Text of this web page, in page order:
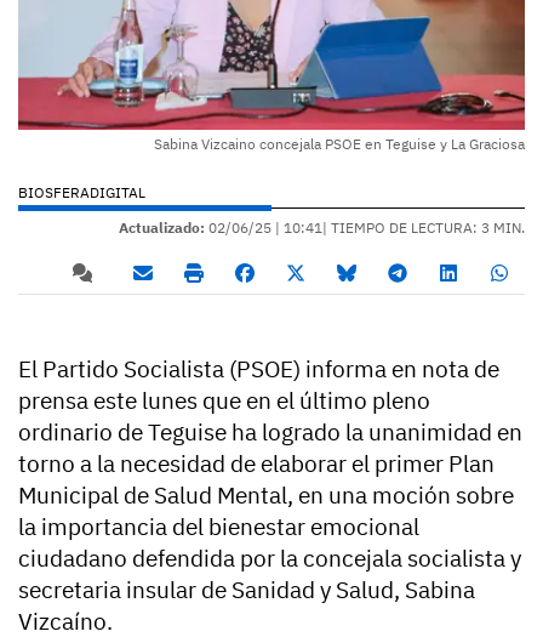
Sabina Vizcaino concejala PSOE en Teguise y La Graciosa
BIOSFERADIGITAL
Actualizado: 02/06/25 | 10:41 | TIEMPO DE LECTURA: 3 MIN.
El Partido Socialista (PSOE) informa en nota de
prensa este lunes que en el último pleno
ordinario de Teguise ha logrado la unanimidad en
torno a la necesidad de elaborar el primer Plan
Municipal de Salud Mental, en una moción sobre
la importancia del bienestar emocional
ciudadano defendida por la concejala socialista y
secretaria insular de Sanidad y Salud, Sabina
Vizcaíno.